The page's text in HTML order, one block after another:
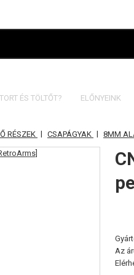
ÉS TÖLTŐT? ELŐNYEINK
RÉSZEK | CSAPÁGYAK | 8MM
Az